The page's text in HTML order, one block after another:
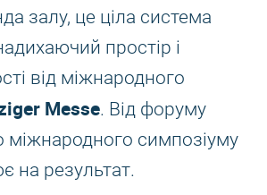
залу, це ціла система
простір і
від міжнародного
Messe. Від форуму
міжнародного симпозіуму
на результат.